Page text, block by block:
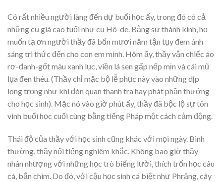
Có rất nhiều người làng đến dự buổi học ấy, trong đó có cả
những cụ già cao tuổi như cụ Hô-de. Bằng sự thành kính, họ
muốn tạ ơn người thầy đã bốn mươi năm tận tụy đem ánh
sáng tri thức đến cho con em mình. Hôm ấy, thầy vận chiếc áo
rơ-đanh-gốt màu xanh lục, viền lá sen gấp nếp mịn và cái mũ
lụa đen thêu. (Thầy chỉ mặc bộ lễ phục này vào những dịp
long trọng như khi đón quan thanh tra hay phát phần thưởng
cho học sinh). Mặc nó vào giờ phút ấy, thầy đã bộc lộ sự tôn
vinh buổi học cuối cùng bằng tiếng Pháp một cách cảm động.
Thái độ của thầy với học sinh cũng khác với mọi ngày. Bình
thường, thầy nổi tiếng nghiêm khắc. Không bao giờ thầy
nhân nhượng với những học trò biếng lười, thích trốn học câu
cá, bắn chim. Do đó, với cậu học sinh cá biệt như Phrăng, cây